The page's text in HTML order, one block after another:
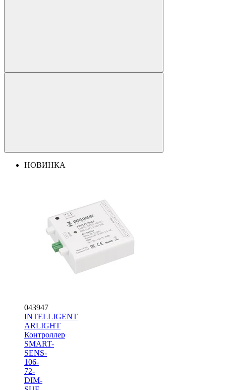
НОВИНКА
043947
INTELLIGENT
ARLIGHT
Контроллер
SMART-
SENS-
106-
72-
DIM-